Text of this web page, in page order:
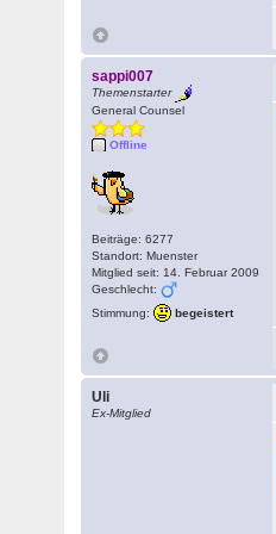
sappi007
Themenstarter
General Counsel
Offline
Beiträge: 6277
Standort: Muenster
Mitglied seit: 14. Februar 2009
Geschlecht:
Stimmung:
begeistert
Uli
Ex-Mitglied